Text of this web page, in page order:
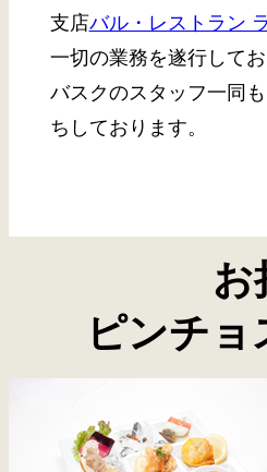
支店バル・レストラン
一切の業務を遂行してお
バスクのスタッフ一同
ちしております。
お
ピンチ